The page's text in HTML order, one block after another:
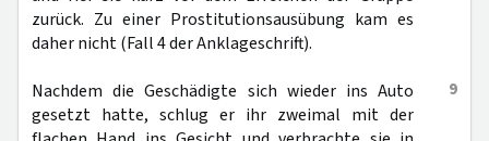
zurück. Zu einer Prostitutionsausübung kam es
daher nicht (Fall 4 der Anklageschrift).
9
Nachdem die Geschädigte sich wieder ins Auto
gesetzt hatte, schlug er ihr zweimal mit der